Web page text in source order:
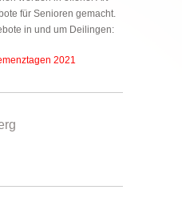
für Senioren gemacht.
in und um Deilingen:
2021